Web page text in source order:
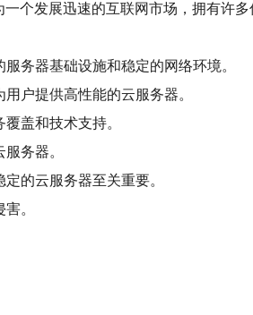
个发展迅速的互联网市场，拥有许
务器基础设施和稳定的网络环境。
户提供高性能的云服务器。
盖和技术支持。
务器。
的云服务器至关重要。
。